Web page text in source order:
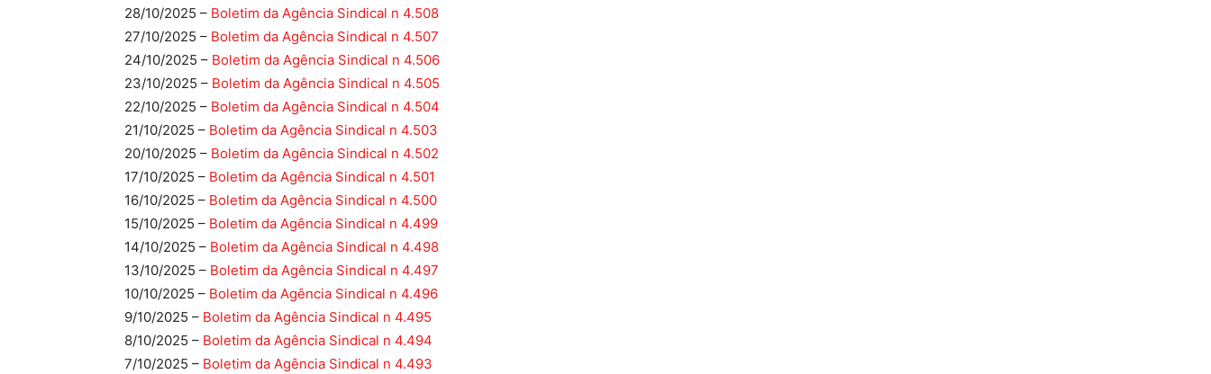
28/10/2025 – Boletim da Agência Sindical n 4.508
27/10/2025 – Boletim da Agência Sindical n 4.507
24/10/2025 – Boletim da Agência Sindical n 4.506
23/10/2025 – Boletim da Agência Sindical n 4.505
22/10/2025 – Boletim da Agência Sindical n 4.504
21/10/2025 – Boletim da Agência Sindical n 4.503
20/10/2025 – Boletim da Agência Sindical n 4.502
17/10/2025 – Boletim da Agência Sindical n 4.501
16/10/2025 – Boletim da Agência Sindical n 4.500
15/10/2025 – Boletim da Agência Sindical n 4.499
14/10/2025 – Boletim da Agência Sindical n 4.498
13/10/2025 – Boletim da Agência Sindical n 4.497
10/10/2025 – Boletim da Agência Sindical n 4.496
9/10/2025 – Boletim da Agência Sindical n 4.495
8/10/2025 – Boletim da Agência Sindical n 4.494
7/10/2025 – Boletim da Agência Sindical n 4.493